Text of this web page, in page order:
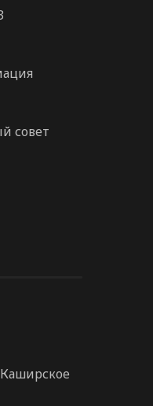
совет
Каширское